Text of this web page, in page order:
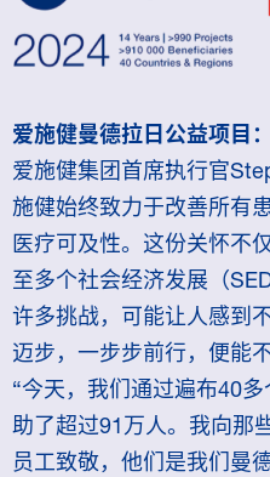
爱施健曼德拉日公益项目
爱施健集团首席执行官
施健始终致力于改善所有
医疗可及性。这份关怀不
至多个社会经济发展（
许多挑战，可能让人感到
迈步，一步步前行，便能
“今天，我们通过遍布40
助了超过91万人。我向那
员工致敬，他们是我们曼